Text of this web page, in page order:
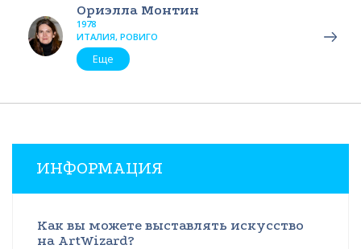
Ориэлла Монтин
1978
ИТАЛИЯ, РОВИГО
Еще
ИНФОРМАЦИЯ
Как вы можете выставлять искусство
на ArtWizard?